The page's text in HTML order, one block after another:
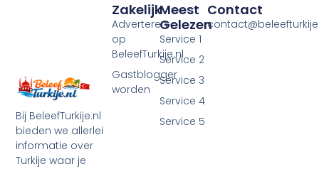
Bij BeleefTurkije.nl
bieden we allerlei
informatie over
Turkije waar je
Meest
Gelezen
Service 1
Service 2
Service 3
Service 4
Service 5
Zakelijk
Adverteren
op
BeleefTurkije.nl
Gastblogger
worden
Contact